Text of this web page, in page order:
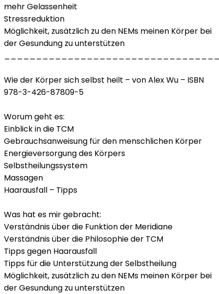
mehr Gelassenheit
Stressreduktion
Möglichkeit, zusätzlich zu den NEMs meinen Körper bei
der Gesundung zu unterstützen
Wie der Körper sich selbst heilt – von Alex Wu – ISBN
978-3-426-87809-5
Worum geht es:
Einblick in die TCM
Gebrauchsanweisung für den menschlichen Körper
Energieversorgung des Körpers
Selbstheilungssystem
Massagen
Haarausfall – Tipps
Was hat es mir gebracht:
Verständnis über die Funktion der Meridiane
Verständnis über die Philosophie der TCM
Tipps gegen Haarausfall
Tipps für die Unterstützung der Selbstheilung
Möglichkeit, zusätzlich zu den NEMs meinen Körper bei
der Gesundung zu unterstützen